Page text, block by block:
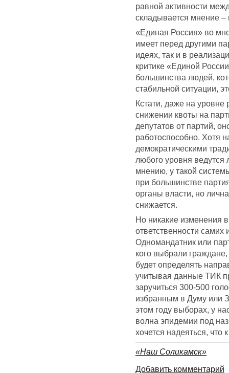
равной активности
складывается мнение –
«Единая Россия» во
имеет перед другими
идеях, так и в
критике «Единой
большинства людей,
стабильной ситуации,
Кстати, даже на уровне
снижении квоты на
депутатов от партий,
работоспособно. Хотя
демократическими
любого уровня
мнению, у такой
при большинстве
органы власти, но
снижается.
Но никакие изменения
ответственности
Одномандатник или
кого выбрали граждане,
будет определять
учитывая данные ТИК
заручиться 300-500
избранным в Думу или
этом году выборах, у
волна эпидемии под
хочется надеяться, что
«Наш Соликамск»
Добавить комментарий